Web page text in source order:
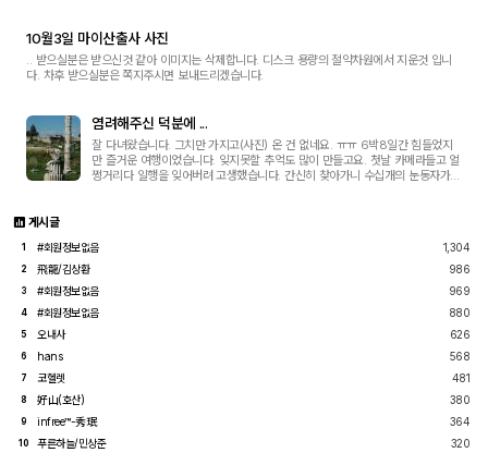
10월3일 마이산출사 사진
.. 받으실분은 받으신것 같아 이미지는 삭제합니다. 디스크 용량의 절약차원에서 지운것 입니
다. 차후 받으실분은 쪽지주시면 보내드리겠습니다.
염려해주신 덕분에 ...
잘 다녀왔습니다. 그치만 가지고(사진) 온 건 없네요. ㅠㅠ 6박8일간 힘들었지
만 즐거운 여행이었습니다. 잊지못할 추억도 많이 만들고요. 첫날 카메라들고 얼
쩡거리다 일행을 잊어버려 고생했습니다. 간신히 찾아가니 수십개의 눈동자가
게시글
1 #회원정보없음 1,304
2 飛龍/김상환 986
3 #회원정보없음 969
4 #회원정보없음 880
5 오내사 626
6 hans 568
7 코헬렛 481
8 好山(호산) 380
9 infree™-秀珉 364
10 푸른하늘/민상준 320